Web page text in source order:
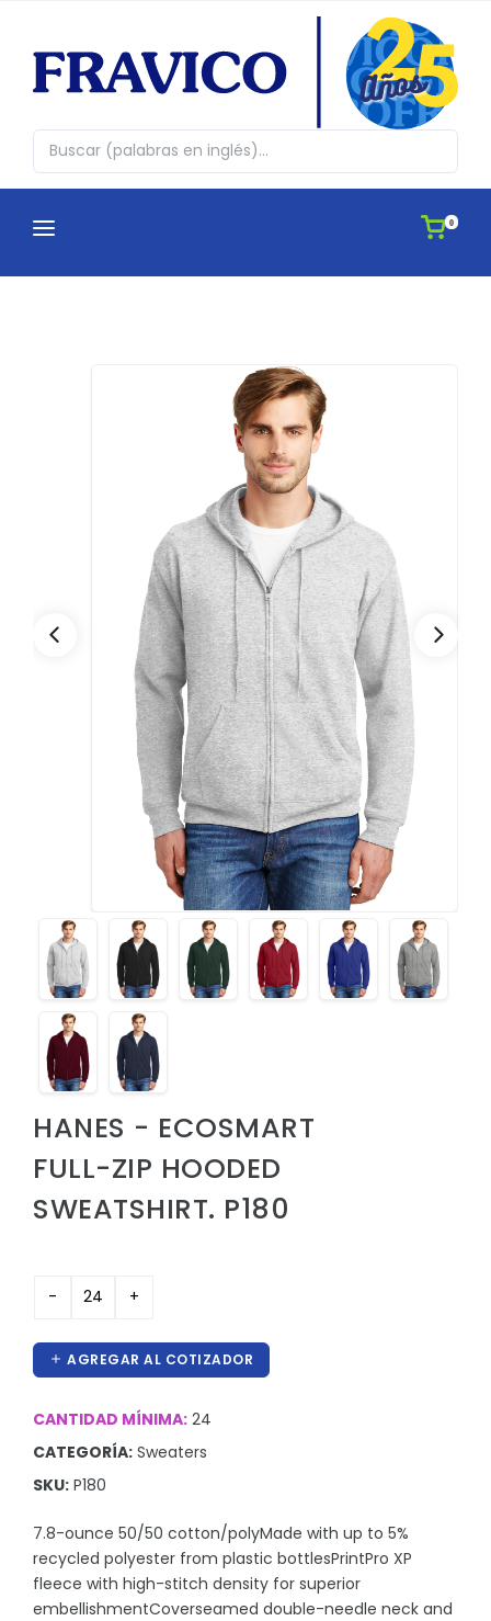
0
CATEGORÍAS
Antiestres, Peluches y Novedades
Automovil y Hogar
Bolsos, Maletines y Loncheras
Botellas CAMELBAK ®
Ceramica
Comestibles
Cuidado Personal
Escritorio y Oficina
Escritura
Gorras y Bufandas
Herramientas y llaveros
Hieleras
Kit de higiene y protección
Lanyards
Lentes
Manteles y Alfombras
Otros
ProudPath
Reconocimientos
Regalos por Ocasion
Sombrillas y Paraguas
Sony
Suculentas
Tecnologia
FESTIVIDADES
HANES - ECOSMART
FULL-ZIP HOODED
SWEATSHIRT. P180
AGREGAR AL COTIZADOR
CANTIDAD MÍNIMA: 24
CATEGORÍA: Sweaters
SKU: P180
7.8-ounce 50/50 cotton/polyMade with up to 5%
recycled polyester from plastic bottlesPrintPro XP
fleece with high-stitch density for superior
embellishmentCoverseamed double-needle neck and